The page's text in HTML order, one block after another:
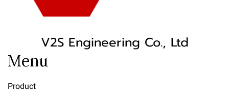
V2S Engineering Co., Ltd
Menu
Product